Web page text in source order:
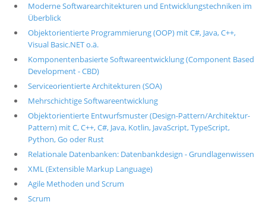
Moderne Softwarearchitekturen und Entwicklungstechniken im
Überblick
Objektorientierte Programmierung (OOP) mit C#, Java, C++,
Visual Basic.NET o.ä.
Komponentenbasierte Softwareentwicklung (Component Based
Development - CBD)
Serviceorientierte Architekturen (SOA)
Mehrschichtige Softwareentwicklung
Objektorientierte Entwurfsmuster (Design-Pattern/Architektur-
Pattern) mit C, C++, C#, Java, Kotlin, JavaScript, TypeScript,
Python, Go oder Rust
Relationale Datenbanken: Datenbankdesign - Grundlagenwissen
XML (Extensible Markup Language)
Agile Methoden und Scrum
Scrum